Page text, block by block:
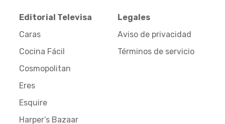
Editorial Televisa
Caras
Cocina Fácil
Cosmopolitan
Eres
Esquire
Harper’s Bazaar
Legales
Aviso de privacidad
Términos de servicio